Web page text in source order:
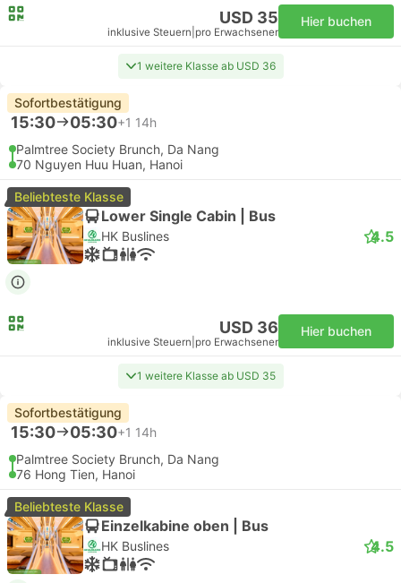
USD 35
inklusive Steuern pro Erwachsener
Hier buchen
1 weitere Klasse ab USD 36
Sofortbestätigung
15:30 05:30+1 14h
Palmtree Society Brunch, Da Nang
70 Nguyen Huu Huan, Hanoi
Beliebteste Klasse
Lower Single Cabin | Bus
HK Buslines 4.5
USD 36
inklusive Steuern pro Erwachsener
Hier buchen
1 weitere Klasse ab USD 35
Sofortbestätigung
15:30 05:30+1 14h
Palmtree Society Brunch, Da Nang
76 Hong Tien, Hanoi
Beliebteste Klasse
Einzelkabine oben | Bus
HK Buslines 4.5